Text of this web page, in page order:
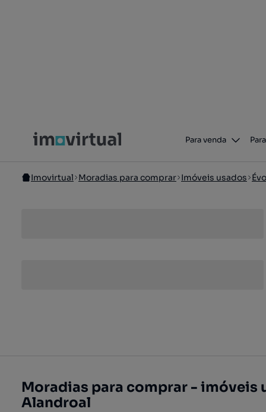
Para venda
Imovirtual Moradias para comprar Imóveis usados
Moradias para comprar - imóveis
Alandroal